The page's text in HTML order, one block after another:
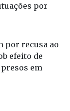
por
por recusa ao
efeito de
em